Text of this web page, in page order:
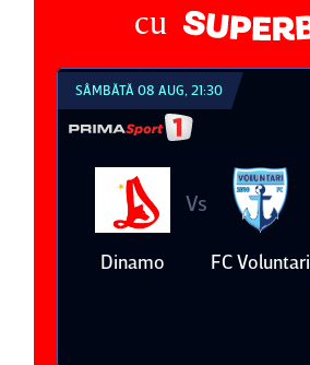
cu
SÂMBĂTĂ 08 AUG, 21:30
Dinamo
Vs
FC Voluntari